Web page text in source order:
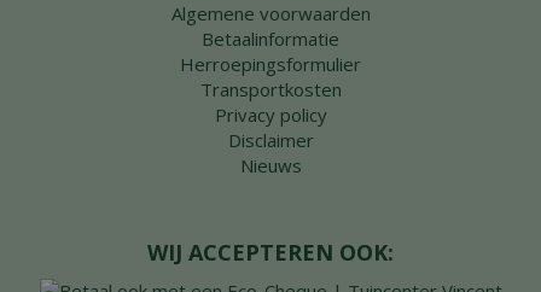
Algemene voorwaarden
Betaalinformatie
Herroepingsformulier
Transportkosten
Privacy policy
Disclaimer
Nieuws
WIJ ACCEPTEREN OOK: